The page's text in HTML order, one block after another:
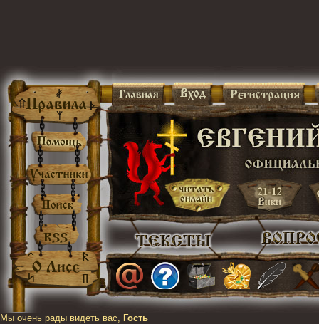
Мы очень рады видеть вас, Гость